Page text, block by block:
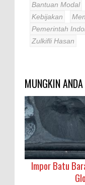
Bantuan Modal
Kebijakan
Pemerintah
Zulkifli Hasan
MUNGKIN
Impor Batu